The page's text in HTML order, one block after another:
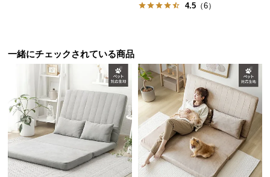
4.5 （6）
一緒にチェックされている商品